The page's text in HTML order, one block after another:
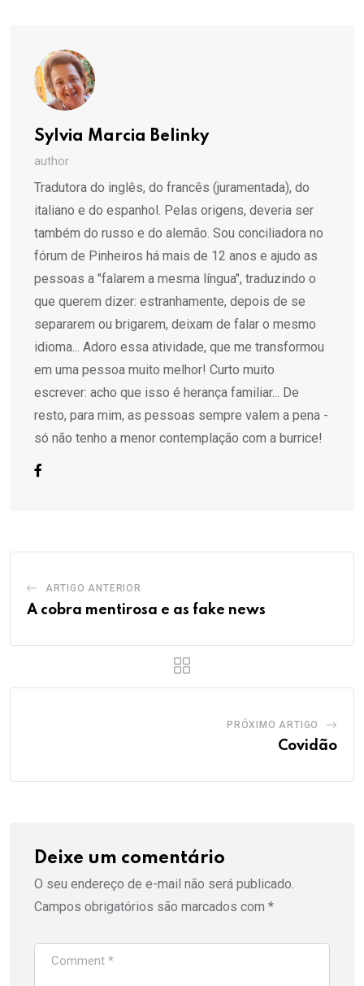
Sylvia Marcia Belinky
author
Tradutora do inglês, do francês (juramentada), do
italiano e do espanhol. Pelas origens, deveria ser
também do russo e do alemão. Sou conciliadora no
fórum de Pinheiros há mais de 12 anos e ajudo as
pessoas a "falarem a mesma língua", traduzindo o
que querem dizer: estranhamente, depois de se
separarem ou brigarem, deixam de falar o mesmo
idioma... Adoro essa atividade, que me transformou
em uma pessoa muito melhor! Curto muito
escrever: acho que isso é herança familiar... De
resto, para mim, as pessoas sempre valem a pena -
só não tenho a menor contemplação com a burrice!
ARTIGO ANTERIOR
A cobra mentirosa e as fake news
PRÓXIMO ARTIGO
Covidão
Deixe um comentário
O seu endereço de e-mail não será publicado.
Campos obrigatórios são marcados com *